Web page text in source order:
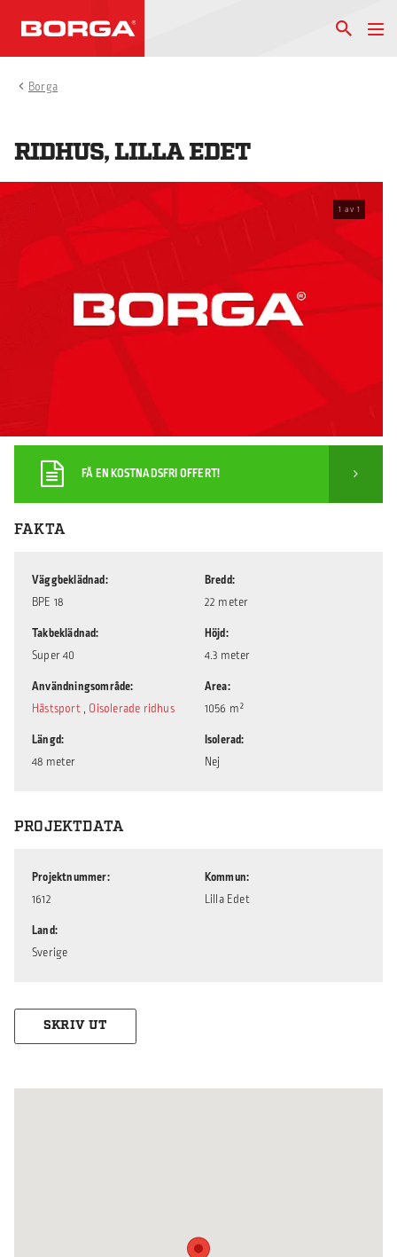
Borga
RIDHUS, LILLA EDET
1 av 1
FÅ EN KOSTNADSFRI OFFERT!
FAKTA
Väggbeklädnad
BPE 18
Takbeklädnad
Super 40
Användningsområde
Hästsport , Oisolerade ridhus
Längd
48 meter
Bredd
22 meter
Höjd
4.3 meter
Area
1056 m²
Isolerad
Nej
PROJEKTDATA
Projektnummer
1612
Land
Sverige
Kommun
Lilla Edet
SKRIV UT